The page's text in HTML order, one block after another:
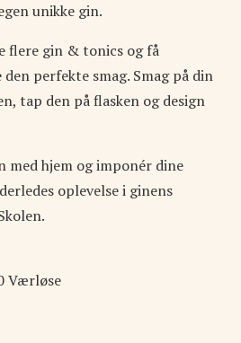
unikke gin.
flere gin & tonics og få
perfekte smag. Smag på din
tap den på flasken og design
med hjem og imponér dine
oplevelse i ginens
Værløse